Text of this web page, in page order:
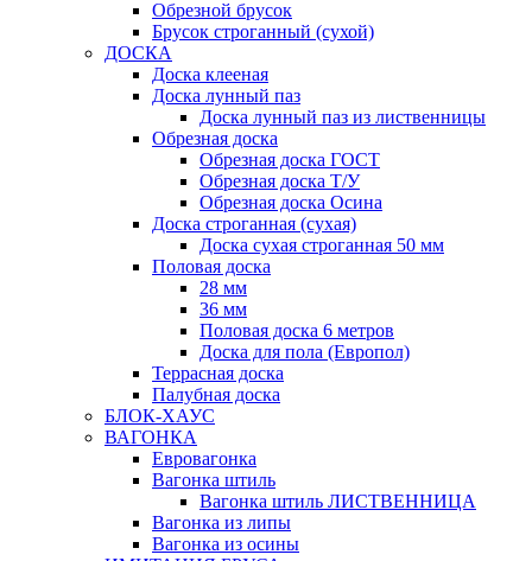
Обрезной брусок
Брусок строганный (сухой)
ДОСКА
Доска клееная
Доска лунный паз
Доска лунный паз из лиственницы
Обрезная доска
Обрезная доска ГОСТ
Обрезная доска Т/У
Обрезная доска Осина
Доска строганная (сухая)
Доска сухая строганная 50 мм
Половая доска
28 мм
36 мм
Половая доска 6 метров
Доска для пола (Европол)
Террасная доска
Палубная доска
БЛОК-ХАУС
ВАГОНКА
Евровагонка
Вагонка штиль
Вагонка штиль ЛИСТВЕННИЦА
Вагонка из липы
Вагонка из осины